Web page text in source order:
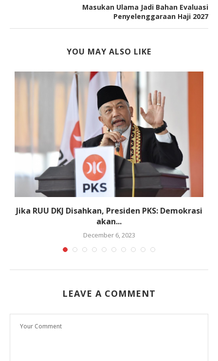
Masukan Ulama Jadi Bahan Evaluasi
Penyelenggaraan Haji 2027
YOU MAY ALSO LIKE
Jika RUU DKJ Disahkan, Presiden PKS: Demokrasi
akan...
December 6, 2023
LEAVE A COMMENT